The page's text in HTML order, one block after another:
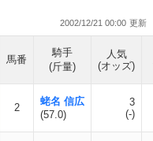
2002/12/21 00:00
馬番
騎手
(斤量)
人気
(オッズ)
2
蛯名 信広
(57.0)
3
(-)